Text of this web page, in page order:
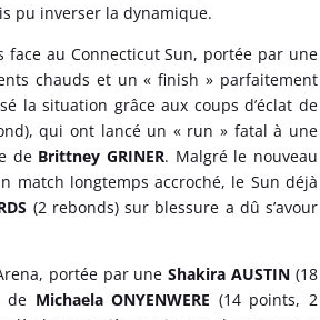
pu inverser la dynamique.
au Connecticut Sun, portée par une
chauds et un « finish » parfaitement
la situation grâce aux coups d’éclat de
qui ont lancé un « run » fatal à une
de Brittney GRINER. Malgré le nouveau
match longtemps accroché, le Sun déjà
(2 rebonds) sur blessure a dû s’avour
portée par uneShakira AUSTIN(18
de Michaela ONYENWERE (14 points, 2